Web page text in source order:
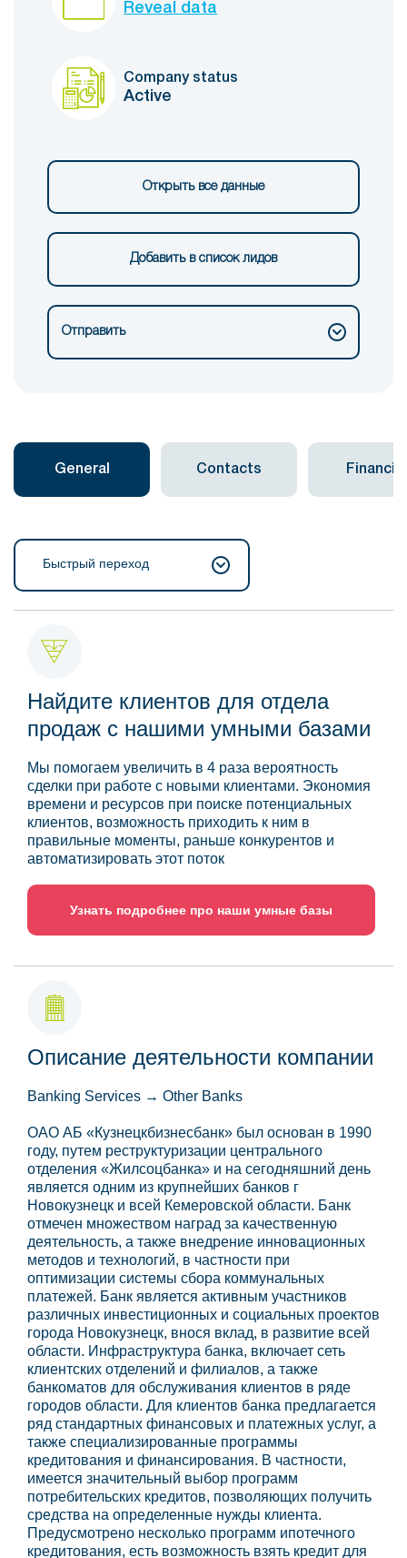
Reveal data
Company status
Active
Открыть все данные
Добавить в список лидов
Отправить
General Contacts Financial
Быстрый переход
Найдите клиентов для отдела
продаж с нашими умными базами
Мы помогаем увеличить в 4 раза вероятность
сделки при работе с новыми клиентами. Экономия
времени и ресурсов при поиске потенциальных
клиентов, возможность приходить к ним в
правильные моменты, раньше конкурентов и
автоматизировать этот поток
Узнать подробнее про наши умные базы
Описание деятельности компании
Banking Services → Other Banks
ОАО АБ «Кузнецкбизнесбанк» был основан в 1990
году, путем реструктуризации центрального
отделения «Жилсоцбанка» и на сегодняшний день
является одним из крупнейших банков г
Новокузнецк и всей Кемеровской области. Банк
отмечен множеством наград за качественную
деятельность, а также внедрение инновационных
методов и технологий, в частности при
оптимизации системы сбора коммунальных
платежей. Банк является активным участников
различных инвестиционных и социальных проектов
города Новокузнецк, внося вклад, в развитие всей
области. Инфраструктура банка, включает сеть
клиентских отделений и филиалов, а также
банкоматов для обслуживания клиентов в ряде
городов области. Для клиентов банка предлагается
ряд стандартных финансовых и платежных услуг, а
также специализированные программы
кредитования и финансирования. В частности,
имеется значительный выбор программ
потребительских кредитов, позволяющих получить
средства на определенные нужды клиента.
Предусмотрено несколько программ ипотечного
кредитования, есть возможность взять кредит для